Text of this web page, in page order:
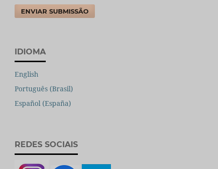
ENVIAR SUBMISSÃO
IDIOMA
English
Português (Brasil)
Español (España)
REDES SOCIAIS